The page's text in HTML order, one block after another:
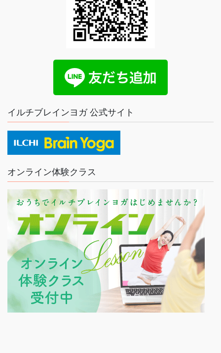
イルチブレインヨガ 公式サイト
オンライン体験クラス